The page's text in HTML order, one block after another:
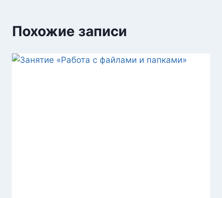
Похожие записи